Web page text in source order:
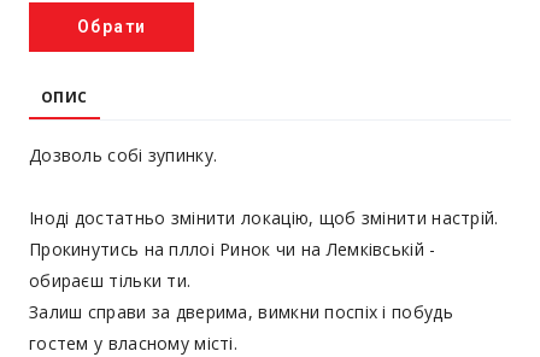
Обрати
ОПИС
Дозволь собі зупинку.
Іноді достатньо змінити локацію, щоб змінити настрій.
Прокинутись на пллоі Ринок чи на Лемківській -
обираєш тільки ти.
Залиш справи за дверима, вимкни поспіх і побудь
гостем у власному місті.